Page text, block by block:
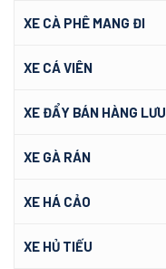
XE CÀ PHÊ MANG ĐI
XE CÁ VIÊN
XE ĐẨY BÁN HÀNG
XE GÀ RÁN
XE HÁ CẢO
XE HỦ TIẾU